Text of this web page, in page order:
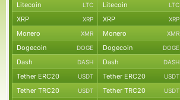
Litecoin LTC Litecoin LTC
XRP XRP XRP XRP
Monero XMR Monero XMR
Dogecoin DOGE Dogecoin DOGE
Dash DASH Dash DASH
Tether ERC20 USDT Tether ERC20 USDT
Tether TRC20 USDT Tether TRC20 USDT